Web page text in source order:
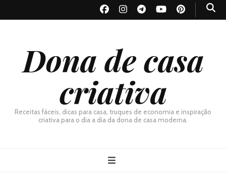
Dona de casa
criativa
Receitas fáceis, dicas para casa, truques de economia e inspiração
criativa para o dia a dia da dona de casa moderna.